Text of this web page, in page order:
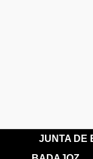
JUNTA DE